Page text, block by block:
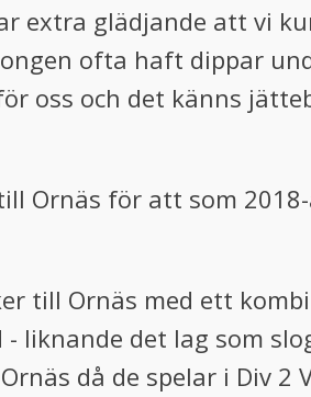
extra glädjande att vi
ofta haft dippar
oss och det känns
Ornäs för att som
till Ornäs med ett
liknande det lag som
då de spelar i Div 2